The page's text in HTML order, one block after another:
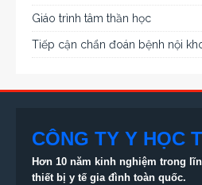
Giáo trình tâm thần học
Tiếp cận chẩn đoán bệnh nội
CÔNG TY Y HỌC
Hơn 10 năm kinh nghiệm trong
thiết bị y tế gia đình toàn quốc.